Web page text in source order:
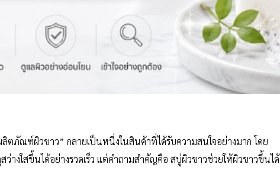
ตภัณฑ์ผิวขาว” กลายเป็นหนึ่งในสินค้าที่ได้รับความสนใจอย่างมาก โดย
างใสขึ้นได้อย่างรวดเร็ว แต่คำถามสำคัญคือ สบู่ผิวขาวช่วยให้ผิวขาวขึ้นได้